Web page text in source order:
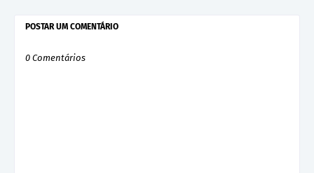
POSTAR UM COMENTÁRIO
0 Comentários